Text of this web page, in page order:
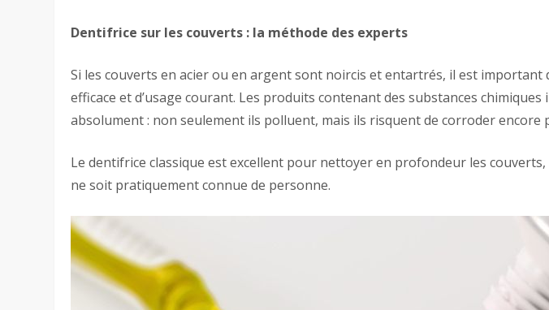
Dentifrice sur les couverts : la méthode des experts
Si les couverts en acier ou en argent sont noircis et entartrés, il est important
efficace et d’usage courant. Les produits contenant des substances
absolument : non seulement ils polluent, mais ils risquent de corroder encore
Le dentifrice classique est excellent pour nettoyer en profondeur les
ne soit pratiquement connue de personne.